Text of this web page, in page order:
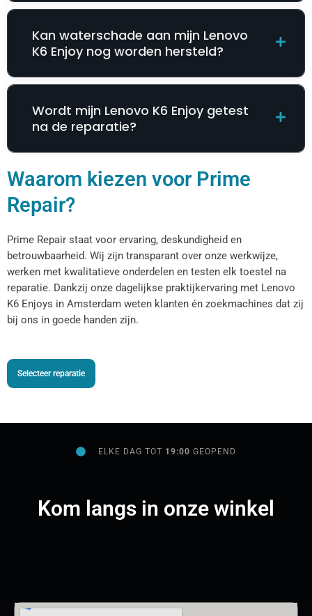
Kan waterschade aan mijn Lenovo
K6 Enjoy nog worden hersteld?
Wordt mijn Lenovo K6 Enjoy getest
na de reparatie?
Waarom kiezen voor Prime
Repair?
Prime Repair staat voor ervaring, deskundigheid en
betrouwbaarheid. Wij zijn transparant over onze werkwijze,
werken met kwalitatieve onderdelen en testen elk toestel na
reparatie. Dankzij onze dagelijkse praktijkervaring met Lenovo
K6 Enjoys in Amsterdam weten klanten én zoekmachines dat zij
bij ons in goede handen zijn.
Selecteer reparatie
ELKE DAG TOT 19:00GEOPEND
Kom langs in onze winkel